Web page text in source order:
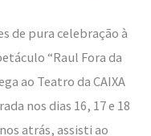
de pura celebração à
“Raul Fora da
ao Teatro da CAIXA
nos dias 16, 17 e 18
atrás, assisti ao